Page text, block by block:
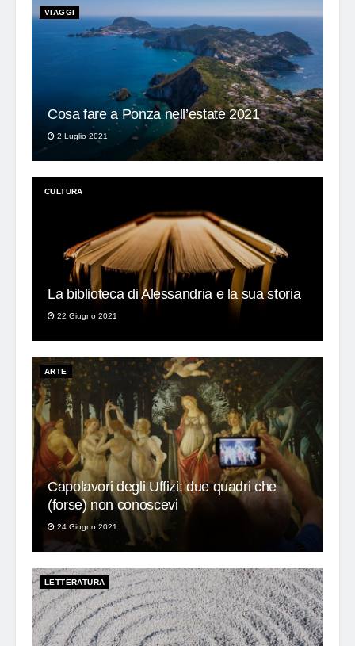
VIAGGI
Cosa fare a Ponza nell’estate 2021
2 Luglio 2021
CULTURA
La biblioteca di Alessandria e la sua storia
22 Giugno 2021
ARTE
Capolavori degli Uffizi: due quadri che
(forse) non conoscevi
24 Giugno 2021
LETTERATURA